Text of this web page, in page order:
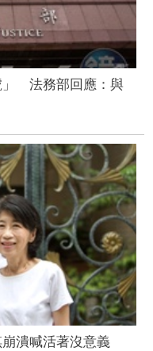
」 法務部回應：與
崩潰喊活著沒意義